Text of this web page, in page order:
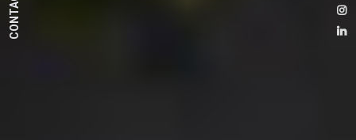
CONTACT